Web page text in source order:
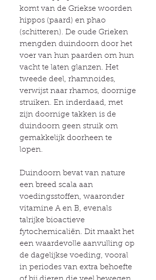
komt van de Griekse woorden
hippos (paard) en phao
(schitteren). De oude Grieken
mengden duindoorn door het
voer van hun paarden om hun
vacht te laten glanzen. Het
tweede deel, rhamnoides,
verwijst naar rhamos, doornige
struiken. En inderdaad, met
zijn doornige takken is de
duindoorn geen struik om
gemakkelijk doorheen te
lopen.
Duindoorn bevat van nature
een breed scala aan
voedingsstoffen, waaronder
vitamine A en B, evenals
talrijke bioactieve
fytochemicaliën. Dit maakt het
een waardevolle aanvulling op
de dagelijkse voeding, vooral
in periodes van extra behoefte